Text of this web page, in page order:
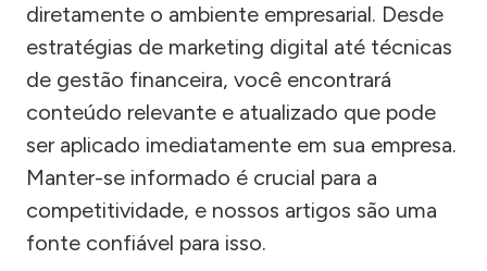
diretamente o ambiente empresarial. Desde
estratégias de marketing digital até técnicas
de gestão financeira, você encontrará
conteúdo relevante e atualizado que pode
ser aplicado imediatamente em sua empresa.
Manter-se informado é crucial para a
competitividade, e nossos artigos são uma
fonte confiável para isso.